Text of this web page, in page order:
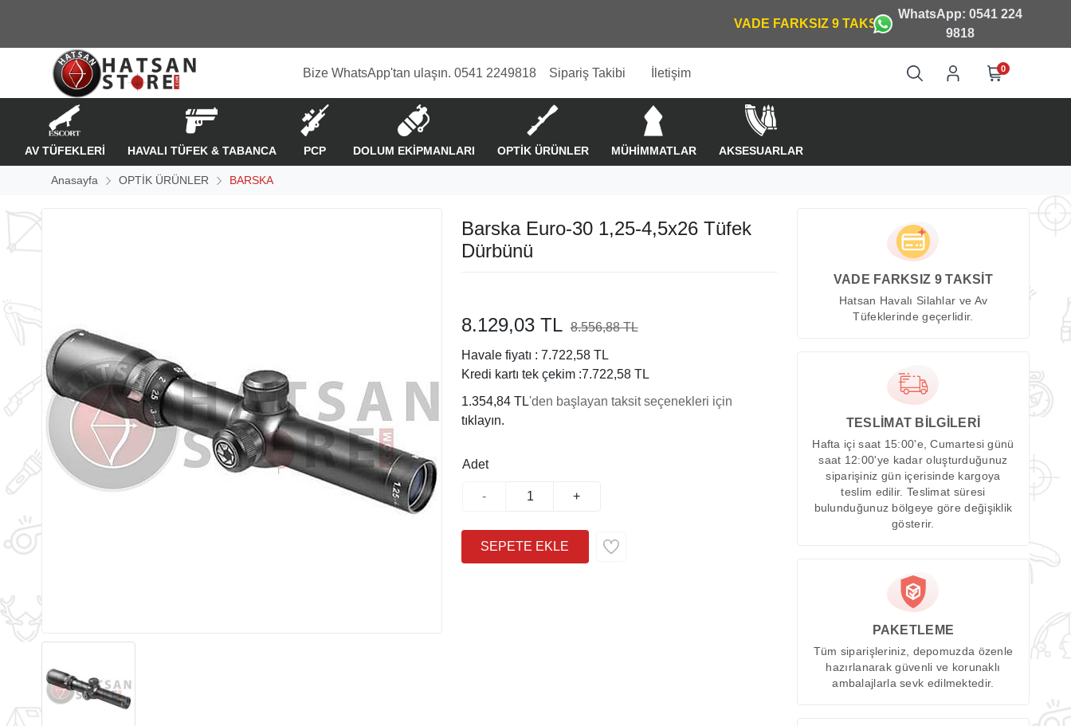
WhatsApp: 0541 224
9818
Bize WhatsApp'tan ulaşın. 0541 2249818 Sipariş Takibi İletişim 0
AV TÜFEKLERİ HAVALI TÜFEK & TABANCA PCP DOLUM EKİPMANLARI OPTİK ÜRÜNLER MÜHİMMATLAR AKSESUARLAR
Anasayfa OPTİK ÜRÜNLER BARSKA
Barska Euro-30 1,25-4,5x26 Tüfek
Dürbünü
8.129,03 TL 8.556,88 TL
Havale fiyatı : 7.722,58 TL
Kredi kartı tek çekim :7.722,58 TL
1.354,84 TL'den başlayan taksit seçenekleri için
tıklayın.
Adet
- +
VADE FARKSIZ 9 TAKSİT
Hatsan Havalı Silahlar ve Av
Tüfeklerinde geçerlidir.
TESLİMAT BİLGİLERİ
Hafta içi saat 15:00'e, Cumartesi günü
saat 12:00'ye kadar oluşturduğunuz
siparişiniz gün içerisinde kargoya
teslim edilir. Teslimat süresi
bulunduğunuz bölgeye göre değişiklik
gösterir.
PAKETLEME
Tüm siparişleriniz, depomuzda özenle
hazırlanarak güvenli ve korunaklı
ambalajlarla sevk edilmektedir.